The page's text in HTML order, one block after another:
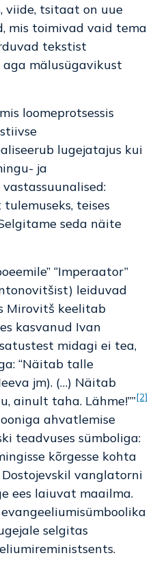
viide, tsitaat on uue
mis toimivad vaid tema
tekstist
mälusügavikust
loomeprotsessis
lugejatajus kui
ja
teises
seda näite
“Imperaator”
leiduvad
Mirovitš keelitab
kasvanud Ivan
midagi ei tea,
“Näitab talle
jm). (…) Näitab
ainult taha. Lähme!””[2]
ahvatlemise
teadvuses sümboliga:
kõrgesse kohta
vanglatorni
ees laiuvat maailma.
selgitas